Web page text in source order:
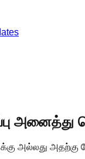
அனைத்து
அல்லது